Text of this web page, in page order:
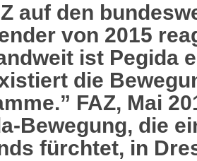
auf den
von 2015
ist Pegida
die
FAZ, Mai
Bewegung, die
fürchtet, in